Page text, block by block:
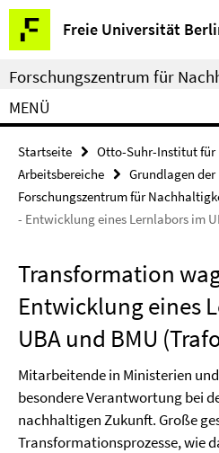
Springe
direkt
zu
Inhalt
Freie Universität
Service-
Navigation
Forschungszentrum für
MENÜ
Startseite
Otto-Suhr-Institut
Arbeitsbereiche
Grundlagen
Forschungszentrum für
- Entwicklung eines Lernlabors im
Transformation
Entwicklung eines
UBA und BMU
Mitarbeitende in Ministerien
besondere Verantwortung bei
nachhaltigen Zukunft. Große
Transformationsprozesse, wie